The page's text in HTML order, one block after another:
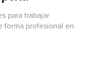
para trabajar
forma profesional en